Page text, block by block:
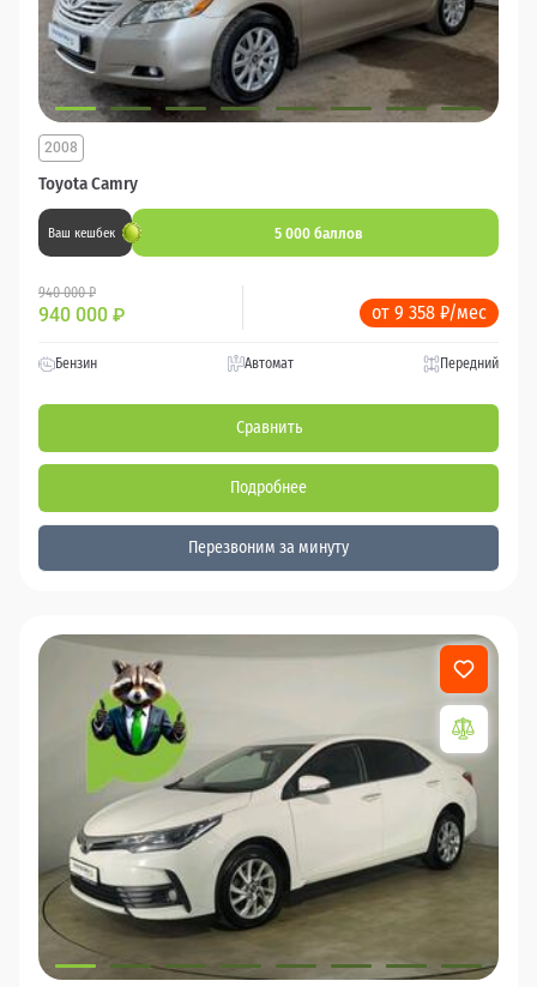
Toyota Camry
2008
Ваш кешбек 5 000 баллов
940 000 ₽
940 000 ₽ от 9 358 ₽/мес
Бензин Автомат Передний
Сравнить
Подробнее
Перезвоним за минуту